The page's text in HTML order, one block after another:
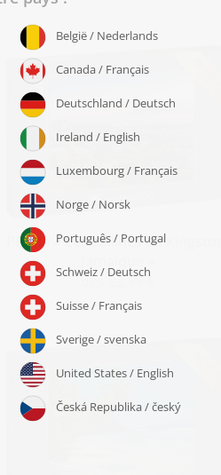
Puzzle « Les collines de Kingston,
dès 22,99 €